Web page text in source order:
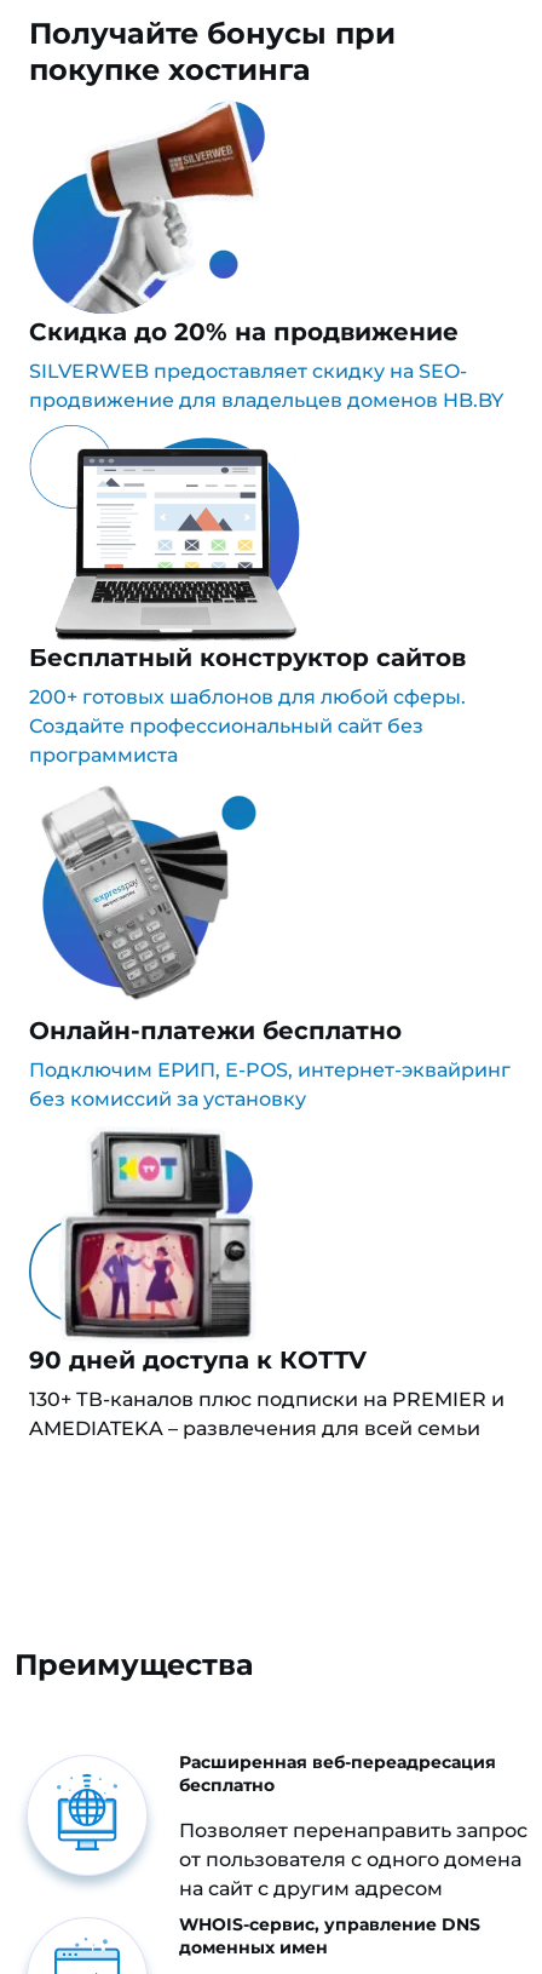
Получайте бонусы при
покупке хостинга
Скидка до 20% на продвижение
SILVERWEB предоставляет скидку на SEO-
продвижение для владельцев доменов HB.BY
Бесплатный конструктор сайтов
200+ готовых шаблонов для любой сферы.
Создайте профессиональный сайт без
программиста
Онлайн-платежи бесплатно
Подключим ЕРИП, E-POS, интернет-эквайринг
без комиссий за установку
90 дней доступа к КОТTV
130+ ТВ-каналов плюс подписки на PREMIER и
AMEDIATEKA – развлечения для всей семьи
Преимущества
Расширенная веб-переадресация
бесплатно
Позволяет перенаправить запрос
от пользователя с одного домена
на сайт с другим адресом
WHOIS-сервис, управление DNS
доменных имен